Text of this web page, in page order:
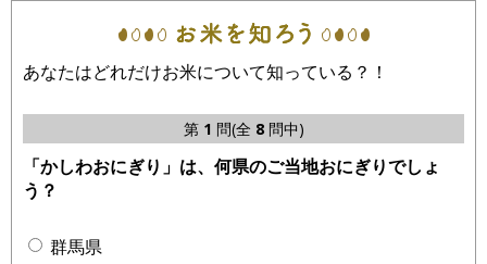
あなたはどれだけお米について知っている？！
第 1 問(全 8問中)
「かしわおにぎり」は、何県のご当地おにぎりでしょ
う？
群馬県